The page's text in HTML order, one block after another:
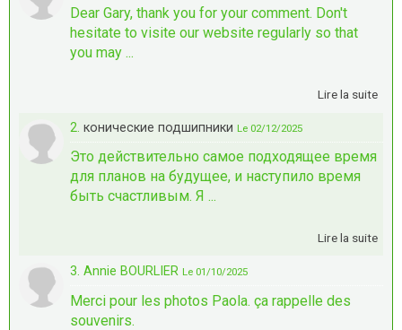
Dear Gary, thank you for your comment. Don't
hesitate to visite our website regularly so that
you may ...
Lire la suite
2. конические подшипники Le 02/12/2025
Это действительно самое подходящее время
для планов на будущее, и наступило время
быть счастливым. Я ...
Lire la suite
3. Annie BOURLIER Le 01/10/2025
Merci pour les photos Paola. ça rappelle des
souvenirs.